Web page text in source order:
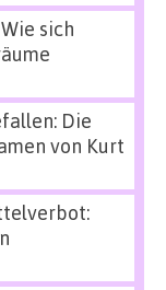
sich
Die
von Kurt